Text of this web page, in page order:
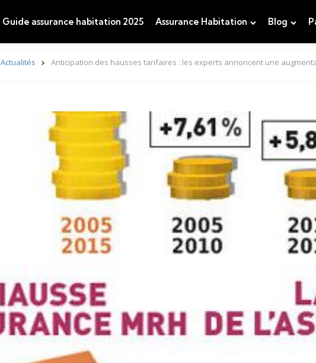
Guide assurance habitation 2025 Assurance Habitation Blog
Actualités Anticipation des hausses tarifaires : les experts annoncent une